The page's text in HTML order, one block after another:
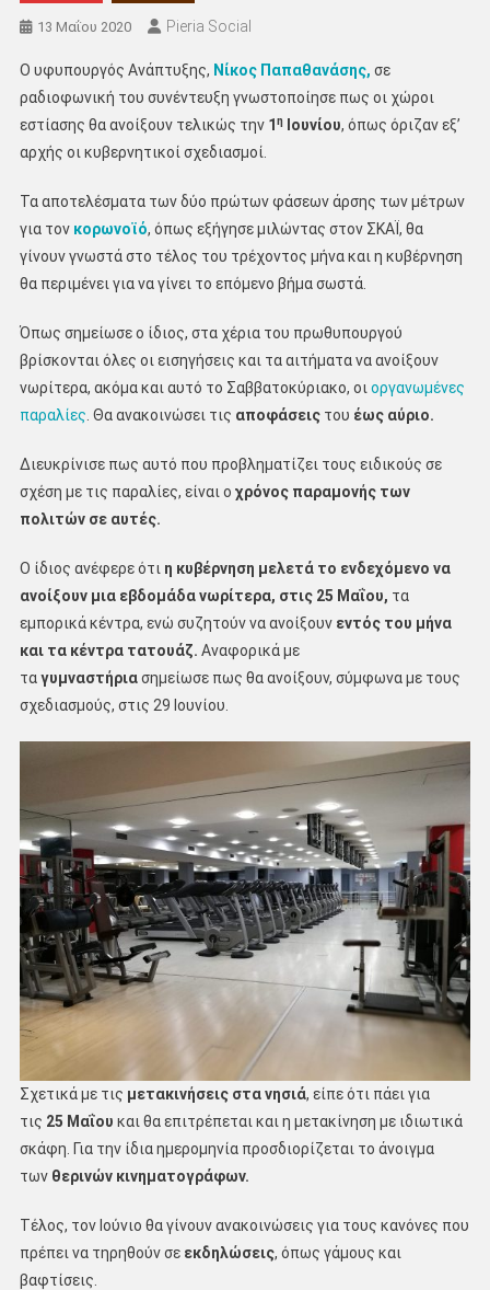
13 Μαΐου 2020 Pieria Social
Ο υφυπουργός Ανάπτυξης, Νίκος Παπαθανάσης, σε
ραδιοφωνική του συνέντευξη γνωστοποίησε πως οι χώροι
εστίασης θα ανοίξουν τελικώς την 1 ηΙουνίου, όπως όριζαν εξ’
αρχής οι κυβερνητικοί σχεδιασμοί.
Τα αποτελέσματα των δύο πρώτων φάσεων άρσης των μέτρων
για τον κορωνοϊό, όπως εξήγησε μιλώντας στον ΣΚΑΪ, θα
γίνουν γνωστά στο τέλος του τρέχοντος μήνα και η κυβέρνηση
θα περιμένει για να γίνει το επόμενο βήμα σωστά.
Όπως σημείωσε ο ίδιος, στα χέρια του πρωθυπουργού
βρίσκονται όλες οι εισηγήσεις και τα αιτήματα να ανοίξουν
νωρίτερα, ακόμα και αυτό το Σαββατοκύριακο, οιοργανωμένες
παραλίες. Θα ανακοινώσει τις αποφάσειςτου έως αύριο.
Διευκρίνισε πως αυτό που προβληματίζει τους ειδικούς σε
σχέση με τις παραλίες, είναι ο χρόνος παραμονής των
πολιτών σε αυτές.
Ο ίδιος ανέφερε ότι η κυβέρνηση μελετά το ενδεχόμενο να
ανοίξουν μια εβδομάδα νωρίτερα, στις 25 Μαΐου, τα
εμπορικά κέντρα, ενώ συζητούν να ανοίξουν εντός του μήνα
και τα κέντρα τατουάζ. Αναφορικά με
ταγυμναστήριασημείωσε πως θα ανοίξουν, σύμφωνα με τους
σχεδιασμούς, στις 29 Ιουνίου.
Σχετικά με τις μετακινήσεις στα νησιά, είπε ότι πάει για
τις 25 Μαΐου και θα επιτρέπεται και η μετακίνηση με ιδιωτικά
σκάφη. Για την ίδια ημερομηνία προσδιορίζεται το άνοιγμα
των θερινών κινηματογράφων.
Τέλος, τον Ιούνιο θα γίνουν ανακοινώσεις για τους κανόνες που
πρέπει να τηρηθούν σε εκδηλώσεις, όπως γάμους και
βαφτίσεις.